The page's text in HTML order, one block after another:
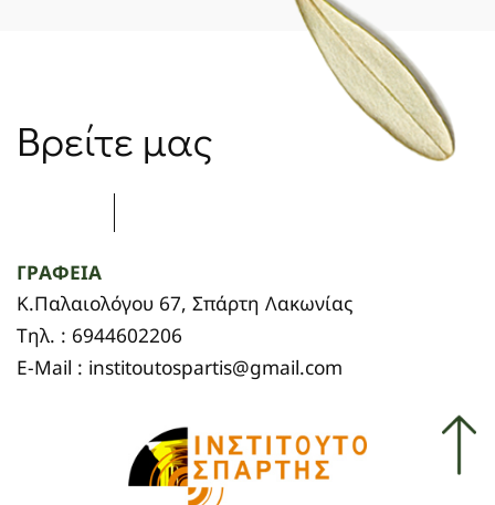
Βρείτε μας
ΓΡΑΦΕΙΑ
Κ.Παλαιολόγου 67, Σπάρτη Λακωνίας
Τηλ. : 6944602206
E-Mail : institoutospartis@gmail.com